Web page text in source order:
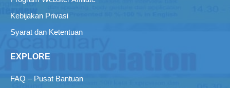
Kebijakan Privasi
Syarat dan Ketentuan
EXPLORE
FAQ – Pusat Bantuan